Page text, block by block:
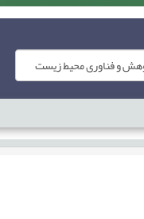
و فناوری محیط زیست